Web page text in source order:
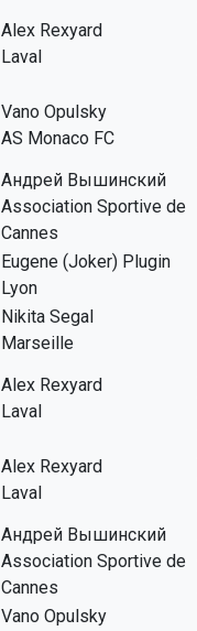
Alex Rexyard
Laval
Vano Opulsky
AS Monaco FC
Андрей Вышинский
Association Sportive de
Cannes
Eugene (Joker) Plugin
Lyon
Nikita Segal
Marseille
Alex Rexyard
Laval
Alex Rexyard
Laval
Андрей Вышинский
Association Sportive de
Cannes
Vano Opulsky